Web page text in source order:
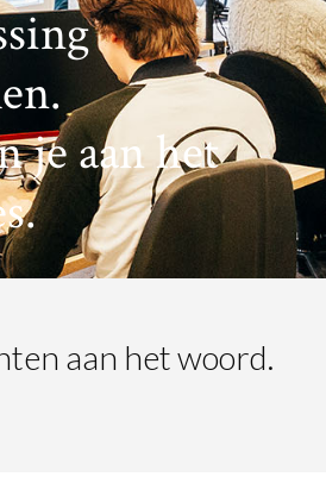
je aan het
aan het woord.